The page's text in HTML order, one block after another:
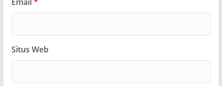
Email*
Situs Web